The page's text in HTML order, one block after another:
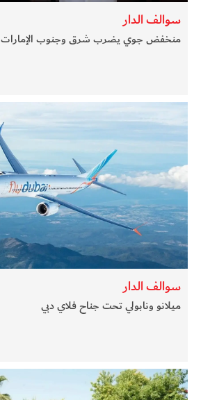
سوالف الدار
منخفض جوي يضرب شرق وجنوب الإمارات
سوالف الدار
ميلانو ونابولي تحت جناح فلاي دبي